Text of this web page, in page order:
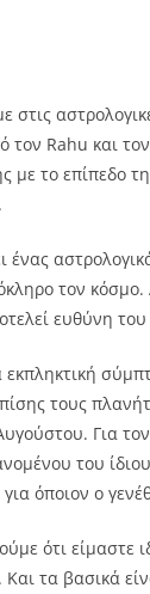
στις
τον Rahu και
με το επίπεδο
ένας
τον κόσμο.
ευθύνη
εκπληκτική
τους
Για
του
όποιον ο
ότι είμαστε
τα βασικά